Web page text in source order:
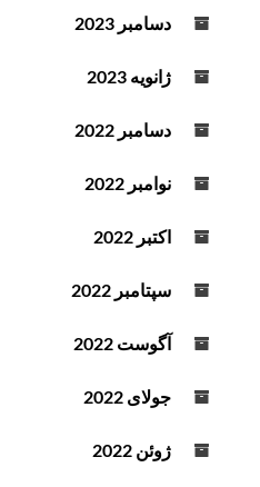
دسامبر 2023
ژانویه 2023
دسامبر 2022
نوامبر 2022
اکتبر 2022
سپتامبر 2022
آگوست 2022
جولای 2022
ژوئن 2022